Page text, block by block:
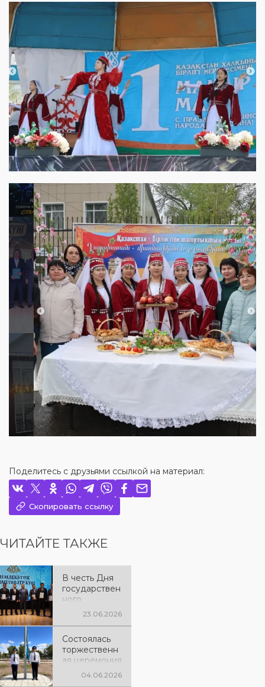
Поделитесь с друзьями ссылкой на материал:
Скопировать ссылку
ЧИТАЙТЕ ТАКЖЕ
В честь Дня
государствен
ного
служащего
Дня полиции
состоялось
торжественн
23.06.2026
Состоялась
торжественн
ая церемония
поднятия
04.06.2026